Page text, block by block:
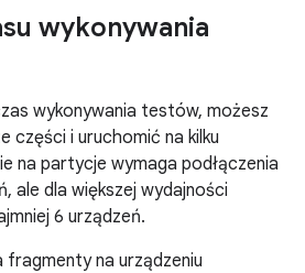
wykonywania
wykonywania testów, możesz
części i uruchomić na kilku
na partycje wymaga podłączenia
ale dla większej wydajności
6 urządzeń.
na urządzeniu